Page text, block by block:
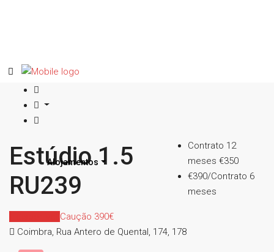
Alojamentos
Estúdio 1.5
RU239
Contrato 12
meses €350
€390/Contrato 6
meses
Caução 390€
Coimbra, Rua Antero de Quental, 174, 178